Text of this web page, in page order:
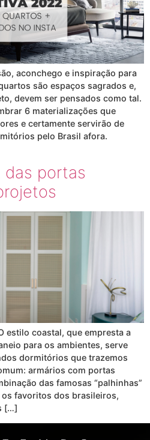
aconchego e inspiração para
são espaços sagrados e,
devem ser pensados como tal.
6 materializações que
e certamente servirão de
pelo Brasil afora.
das portas
estilo coastal, que empresta a
para os ambientes, serve
dormitórios que trazemos
armários com portas
das famosas “palhinhas”
favoritos dos brasileiros,
[…]